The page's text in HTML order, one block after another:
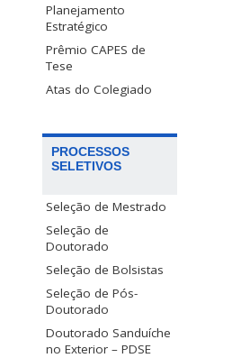
Planejamento
Estratégico
Prêmio CAPES de
Tese
Atas do Colegiado
PROCESSOS
SELETIVOS
Seleção de Mestrado
Seleção de
Doutorado
Seleção de Bolsistas
Seleção de Pós-
Doutorado
Doutorado Sanduíche
no Exterior – PDSE